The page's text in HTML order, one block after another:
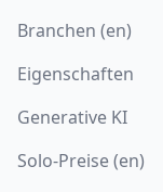
Branchen (en)
Eigenschaften
Generative KI
Solo-Preise (en)